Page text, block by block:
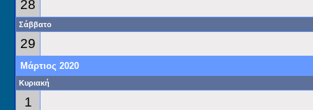
28
Σάββατο
29
Μάρτιος 2020
Κυριακή
1